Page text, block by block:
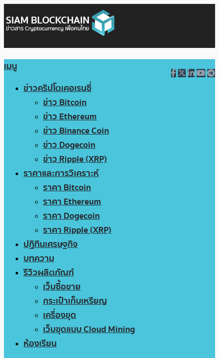
เมนู
ข่าวคริปโตเคอเรนซี่
ข่าว Bitcoin
ข่าว Ethereum
ข่าว Binance Coin
ข่าว Dogecoin
ข่าว Ripple (XRP)
ราคาและการวิเคราะห์
ราคา Bitcoin
ราคา Ethereum
ราคา Dogecoin
ราคา Ripple (XRP)
ปฏิทินเศรษฐกิจ
บทความ
รีวิวผลิตภัณฑ์
เว็บซื้อขาย
กระเป๋าเก็บเหรียญ
เครื่องขุด
เว็บขุดแบบ Cloud Mining
ห้องเรียน